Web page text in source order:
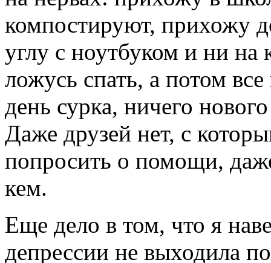
компостируют, прихожу
углу с ноутбуком и ни
ложусь спать, а потом
день сурка, ничего
Даже друзей нет, с
попросить о помощи,
кем.
Еще дело в том, что я
депрессии не выходила